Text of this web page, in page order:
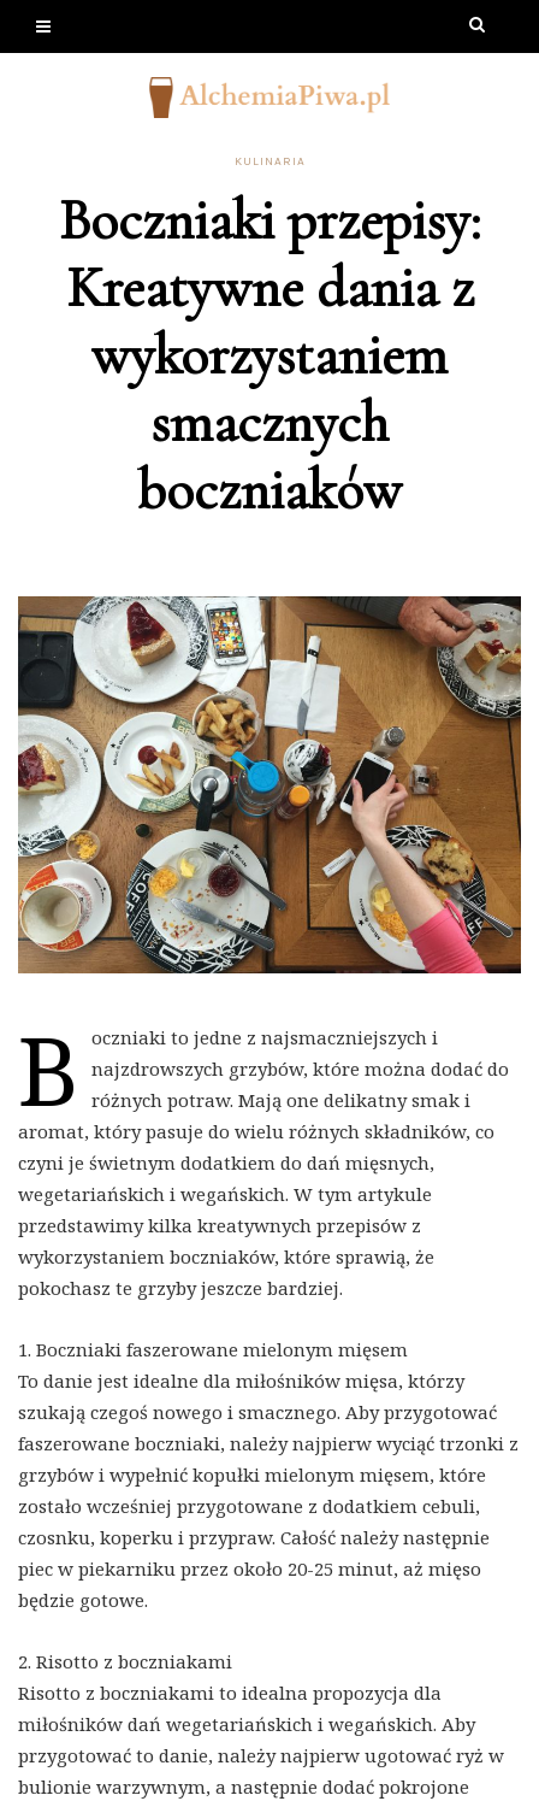
KULINARIA
Boczniaki przepisy:
Kreatywne dania z
wykorzystaniem
smacznych
boczniaków
B
oczniaki to jedne z najsmaczniejszych i
najzdrowszych grzybów, które można dodać do
różnych potraw. Mają one delikatny smak i
aromat, który pasuje do wielu różnych składników, co
czyni je świetnym dodatkiem do dań mięsnych,
wegetariańskich i wegańskich. W tym artykule
przedstawimy kilka kreatywnych przepisów z
wykorzystaniem boczniaków, które sprawią, że
pokochasz te grzyby jeszcze bardziej.
1. Boczniaki faszerowane mielonym mięsem
To danie jest idealne dla miłośników mięsa, którzy
szukają czegoś nowego i smacznego. Aby przygotować
faszerowane boczniaki, należy najpierw wyciąć trzonki z
grzybów i wypełnić kopułki mielonym mięsem, które
zostało wcześniej przygotowane z dodatkiem cebuli,
czosnku, koperku i przypraw. Całość należy następnie
piec w piekarniku przez około 20-25 minut, aż mięso
będzie gotowe.
2. Risotto z boczniakami
Risotto z boczniakami to idealna propozycja dla
miłośników dań wegetariańskich i wegańskich. Aby
przygotować to danie, należy najpierw ugotować ryż w
bulionie warzywnym, a następnie dodać pokrojone